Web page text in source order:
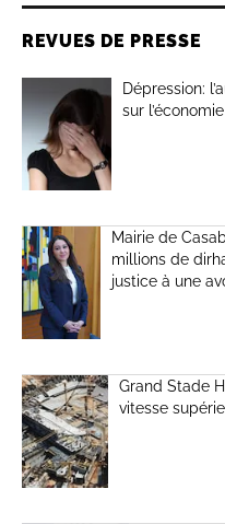
REVUES DE PRESSE
Dépression:
sur l’économie
Mairie de
millions de
justice à une
Grand Stade
vitesse